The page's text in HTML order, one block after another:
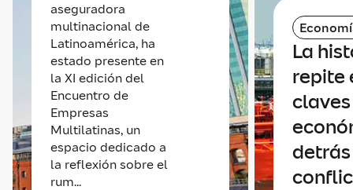
aseguradora
multinacional de
Latinoamérica, ha
estado presente en
la XI edición del
Encuentro de
Empresas
Multilatinas, un
espacio dedicado a
la reflexión sobre el
rum...
La
repite
claves